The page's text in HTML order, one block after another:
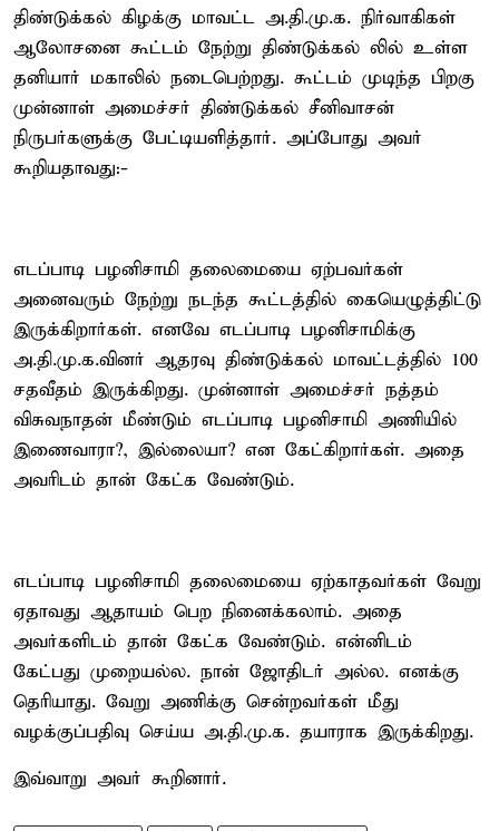
திண்டுக்கல் கிழக்கு மாவட்ட அ.தி.மு.க. நிர்வாகிகள்
ஆலோசனை கூட்டம் நேற்று திண்டுக்கல் லில் உள்ள
தனியார் மகாலில் நடைபெற்றது. கூட்டம் முடிந்த பிறகு
முன்னாள் அமைச்சர் திண்டுக்கல் சீனிவாசன்
நிருபர்களுக்கு பேட்டியளித்தார். அப்போது அவர்
கூறியதாவது:-
எடப்பாடி பழனிசாமி தலைமையை ஏற்பவர்கள்
அனைவரும் நேற்று நடந்த கூட்டத்தில் கையெழுத்திட்டு
இருக்கிறார்கள். எனவே எடப்பாடி பழனிசாமிக்கு
அ.தி.மு.க.வினர் ஆதரவு திண்டுக்கல் மாவட்டத்தில் 100
சதவீதம் இருக்கிறது. முன்னாள் அமைச்சர் நத்தம்
விசுவநாதன் மீண்டும் எடப்பாடி பழனிசாமி அணியில்
இணைவாரா?, இல்லையா? என கேட்கிறார்கள். அதை
அவரிடம் தான் கேட்க வேண்டும்.
எடப்பாடி பழனிசாமி தலைமையை ஏற்காதவர்கள் வேறு
ஏதாவது ஆதாயம் பெற நினைக்கலாம். அதை
அவர்களிடம் தான் கேட்க வேண்டும். என்னிடம்
கேட்பது முறையல்ல. நான் ஜோதிடர் அல்ல. எனக்கு
தெரியாது. வேறு அணிக்கு சென்றவர்கள் மீது
வழக்குப்பதிவு செய்ய அ.தி.மு.க. தயாராக இருக்கிறது.
இவ்வாறு அவர் கூறினார்.